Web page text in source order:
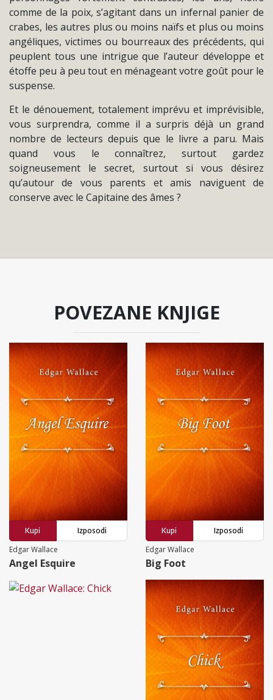
comme de la poix, s’agitant dans un infernal panier de
crabes, les autres plus ou moins naïfs et plus ou moins
angéliques, victimes ou bourreaux des précédents, qui
peuplent tous une intrigue que l’auteur développe et
étoffe peu à peu tout en ménageant votre goût pour le
suspense.
Et le dénouement, totalement imprévu et imprévisible,
vous surprendra, comme il a surpris déjà un grand
nombre de lecteurs depuis que le livre a paru. Mais
quand vous le connaîtrez, surtout gardez
soigneusement le secret, surtout si vous désirez
qu’autour de vous parents et amis naviguent de
conserve avec le Capitaine des âmes ?
POVEZANE KNJIGE
Kupi
Izposodi
Edgar Wallace
Angel Esquire
Kupi
Izposodi
Edgar Wallace
Big Foot